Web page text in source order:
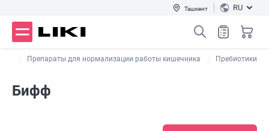
Ташкент RU
Препараты для нормализации работы кишечника Пребиотики
Бифф